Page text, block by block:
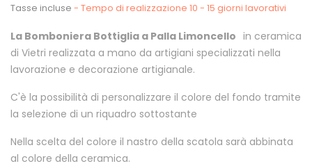
Tasse incluse - Tempo di realizzazione 10 - 15 giorni lavorativi
La Bomboniera Bottiglia a Palla Limoncello in ceramica
di Vietri realizzata a mano da artigiani specializzati nella
lavorazione e decorazione artigianale.
C'è la possibilità di personalizzare il colore del fondo tramite
la selezione di un riquadro sottostante
Nella scelta del colore il nastro della scatola sarà abbinata
al colore della ceramica.